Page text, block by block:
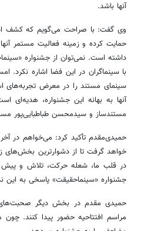
آنها باشد.
وی گفت: با صراحت می‌گویم که کشف
حمایت کرده و زمینه فعالیت مستمر
داشته است. نمی‌توان از جشنواره «
با سینماگران در این فضا اشاره نکرد.
سینمای مستند را در معرض تجربه‌های
آنها به بهانه این جشنواره، هدیه‌ای
مستندساز و سیدمحسن طباطبایی‌پور
حمیدی‌مقدم تأکید کرد: می‌خواهم در
خواهد گرفت تا از دشوارترین بخش‌های
در قلب ما، شعله حرکت، تلاش و پیش
جشنواره «سینماحقیقت» پاسخی به این
حمیدی مقدم در بخش دیگر صحبت‌های
مراسم افتتاحیه حضور پیدا کنند.